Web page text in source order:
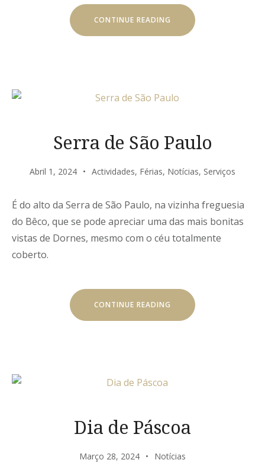
CONTINUE READING “AÇUDE
PEGO”
Serra de São Paulo
Abril 1, 2024 Actividades, Férias, Notícias, Serviços
É do alto da Serra de São Paulo, na vizinha freguesia
do Bêco, que se pode apreciar uma das mais bonitas
vistas de Dornes, mesmo com o céu totalmente
coberto.
CONTINUE READING “SERRA
SÃO
Dia de Páscoa
Março 28, 2024 Notícias